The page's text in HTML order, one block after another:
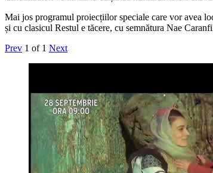
Mai jos programul proiecțiilor speciale care vor avea
și cu clasicul Restul e tăcere, cu semnătura Nae
Prev 1 of 1 Next